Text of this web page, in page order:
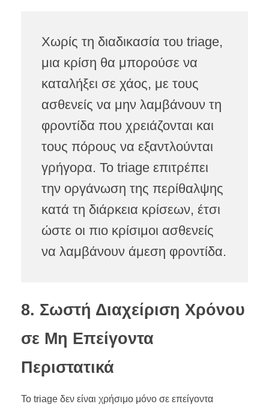
Χωρίς τη διαδικασία του triage,
μια κρίση θα μπορούσε να
καταλήξει σε χάος, με τους
ασθενείς να μην λαμβάνουν τη
φροντίδα που χρειάζονται και
τους πόρους να εξαντλούνται
γρήγορα. Το triage επιτρέπει
την οργάνωση της περίθαλψης
κατά τη διάρκεια κρίσεων, έτσι
ώστε οι πιο κρίσιμοι ασθενείς
να λαμβάνουν άμεση φροντίδα.
8. Σωστή Διαχείριση Χρόνου
σε Μη Επείγοντα
Περιστατικά
Το triage δεν είναι χρήσιμο μόνο σε επείγοντα